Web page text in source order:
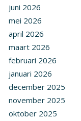
juni 2026
mei 2026
april 2026
maart 2026
februari 2026
januari 2026
december 2025
november 2025
oktober 2025